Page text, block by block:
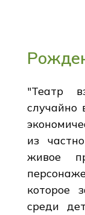
"Театр
случайно
из
живое
которое
среди